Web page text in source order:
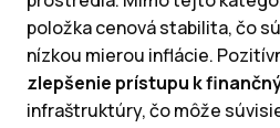
položka cenová stabilita, čo
nízkou mierou inflácie.
zlepšenie prístupu k
infraštruktúry, čo môže